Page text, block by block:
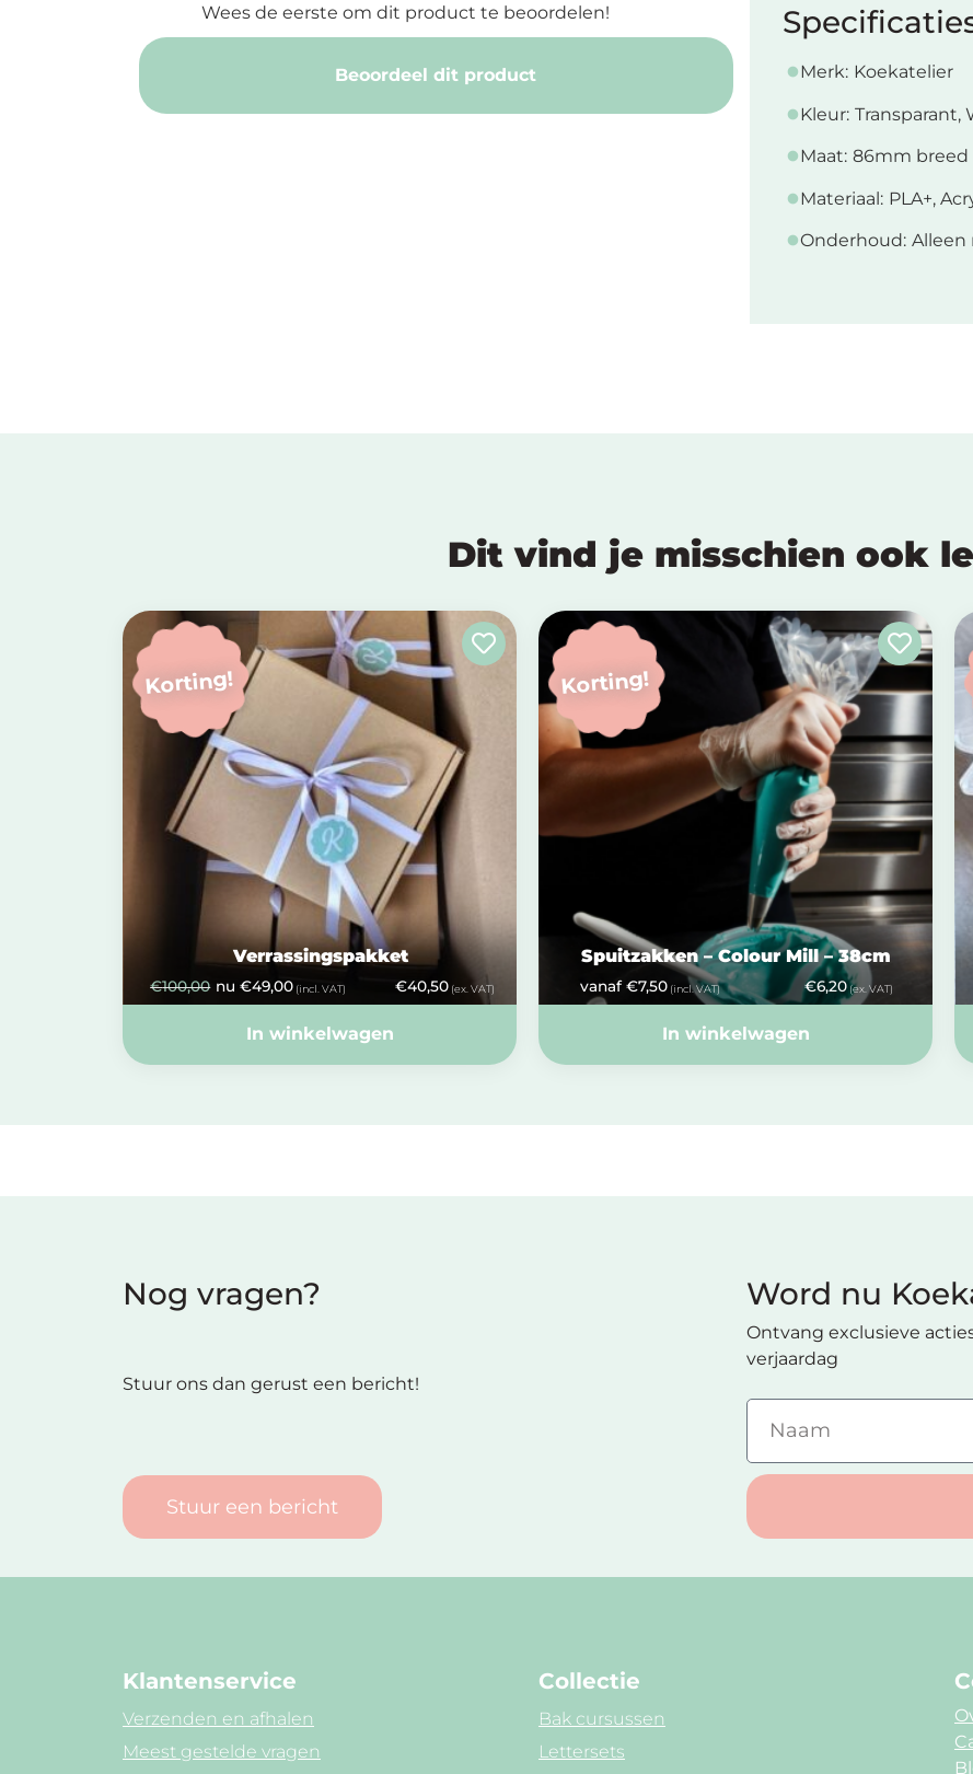
Wees de eerste om dit product te beoordelen!
Beoordeel dit product Merk: Koekatelier
Kleur: Transparant,
Maat: 86mm breed
Materiaal: PLA+,
Onderhoud: Alleen
Dit vind je misschien ook
Korting!
Verrassingspakket
€100,00 nu €49,00 (incl. VAT) €40,50(ex. VAT)
In winkelwagen
Korting!
Spuitzakken – Colour Mill – 38cm
vanaf €7,50(incl. VAT) €6,20(ex. VAT)
In winkelwagen
Nog vragen?
Stuur ons dan gerust een bericht!
Stuur een bericht
Word nu
Ontvang exclusieve
verjaardag
Klantenservice
Verzenden en afhalen
Meest gestelde vragen
Collectie
Bak cursussen
Lettersets